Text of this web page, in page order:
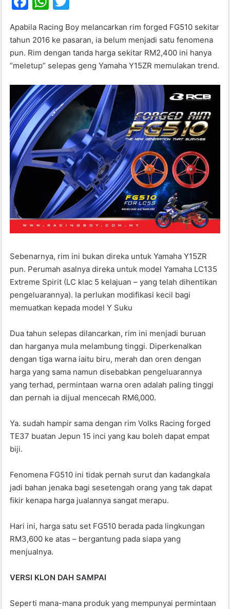
c
e
b
o
o
k
at
s
A
p
p
itt
er
Apabila Racing Boy melancarkan rim forged FG510 sekitar
tahun 2016 ke pasaran, ia belum menjadi satu fenomena
pun. Rim dengan tanda harga sekitar RM2,400 ini hanya
“meletup” selepas geng Yamaha Y15ZR memulakan trend.
Sebenarnya, rim ini bukan direka untuk Yamaha Y15ZR
pun. Perumah asalnya direka untuk model Yamaha LC135
Extreme Spirit (LC klac 5 kelajuan – yang telah dihentikan
pengeluarannya). Ia perlukan modifikasi kecil bagi
memuatkan kepada model Y Suku
Dua tahun selepas dilancarkan, rim ini menjadi buruan
dan harganya mula melambung tinggi. Diperkenalkan
dengan tiga warna iaitu biru, merah dan oren dengan
harga yang sama namun disebabkan pengeluarannya
yang terhad, permintaan warna oren adalah paling tinggi
dan pernah ia dijual mencecah RM6,000.
Ya. sudah hampir sama dengan rim Volks Racing forged
TE37 buatan Jepun 15 inci yang kau boleh dapat empat
biji.
Fenomena FG510 ini tidak pernah surut dan kadangkala
jadi bahan jenaka bagi sesetengah orang yang tak dapat
fikir kenapa harga jualannya sangat merapu.
Hari ini, harga satu set FG510 berada pada lingkungan
RM3,600 ke atas – bergantung pada siapa yang
menjualnya.
VERSI KLON DAH SAMPAI
Seperti mana-mana produk yang mempunyai permintaan